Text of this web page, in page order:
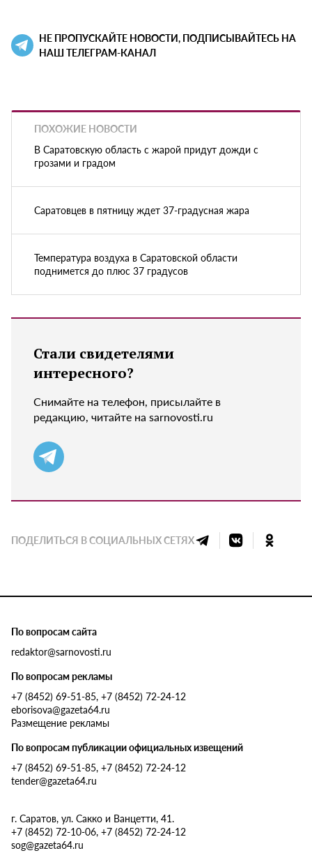
НЕ ПРОПУСКАЙТЕ НОВОСТИ, ПОДПИСЫВАЙТЕСЬ НА
НАШ ТЕЛЕГРАМ-КАНАЛ
ПОХОЖИЕ НОВОСТИ
В Саратовскую область с жарой придут дожди с
грозами и градом
Саратовцев в пятницу ждет 37-градусная жара
Температура воздуха в Саратовской области
поднимется до плюс 37 градусов
Стали свидетелями
интересного?
Снимайте на телефон, присылайте в
редакцию, читайте на sarnovosti.ru
ПОДЕЛИТЬСЯ В СОЦИАЛЬНЫХ СЕТЯХ
По вопросам сайта
redaktor@sarnovosti.ru
По вопросам рекламы
+7 (8452) 69-51-85, +7 (8452) 72-24-12
eborisova@gazeta64.ru
Размещение рекламы
По вопросам публикации официальных извещений
+7 (8452) 69-51-85, +7 (8452) 72-24-12
tender@gazeta64.ru
г. Саратов, ул. Сакко и Ванцетти, 41.
+7 (8452) 72-10-06, +7 (8452) 72-24-12
sog@gazeta64.ru